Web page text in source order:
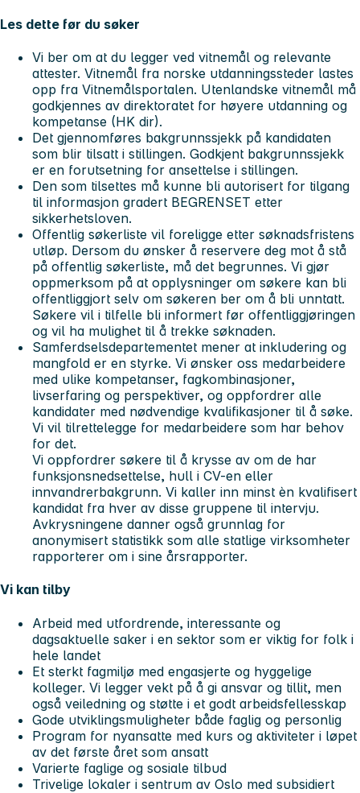
Les dette før du søker
Vi ber om at du legger ved vitnemål og relevante
attester. Vitnemål fra norske utdanningssteder lastes
opp fra Vitnemålsportalen. Utenlandske vitnemål må
godkjennes av direktoratet for høyere utdanning og
kompetanse (HK dir).
Det gjennomføres bakgrunnssjekk på kandidaten
som blir tilsatt i stillingen. Godkjent bakgrunnssjekk
er en forutsetning for ansettelse i stillingen.
Den som tilsettes må kunne bli autorisert for tilgang
til informasjon gradert BEGRENSET etter
sikkerhetsloven.
Offentlig søkerliste vil foreligge etter søknadsfristens
utløp. Dersom du ønsker å reservere deg mot å stå
på offentlig søkerliste, må det begrunnes. Vi gjør
oppmerksom på at opplysninger om søkere kan bli
offentliggjort selv om søkeren ber om å bli unntatt.
Søkere vil i tilfelle bli informert før offentliggjøringen
og vil ha mulighet til å trekke søknaden.
Samferdselsdepartementet mener at inkludering og
mangfold er en styrke. Vi ønsker oss medarbeidere
med ulike kompetanser, fagkombinasjoner,
livserfaring og perspektiver, og oppfordrer alle
kandidater med nødvendige kvalifikasjoner til å søke.
Vi vil tilrettelegge for medarbeidere som har behov
for det.
Vi oppfordrer søkere til å krysse av om de har
funksjonsnedsettelse, hull i CV-en eller
innvandrerbakgrunn. Vi kaller inn minst èn kvalifisert
kandidat fra hver av disse gruppene til intervju.
Avkrysningene danner også grunnlag for
anonymisert statistikk som alle statlige virksomheter
rapporterer om i sine årsrapporter.
Vi kan tilby
Arbeid med utfordrende, interessante og
dagsaktuelle saker i en sektor som er viktig for folk i
hele landet
Et sterkt fagmiljø med engasjerte og hyggelige
kolleger. Vi legger vekt på å gi ansvar og tillit, men
også veiledning og støtte i et godt arbeidsfellesskap
Gode utviklingsmuligheter både faglig og personlig
Program for nyansatte med kurs og aktiviteter i løpet
av det første året som ansatt
Varierte faglige og sosiale tilbud
Trivelige lokaler i sentrum av Oslo med subsidiert